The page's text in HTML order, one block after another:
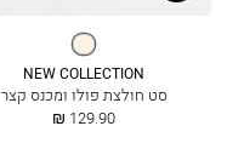
חום
אפרפר
בהיר
NEW COLLECTION
סט חולצת פולו ומכנס קצר
החל
129.90 ₪